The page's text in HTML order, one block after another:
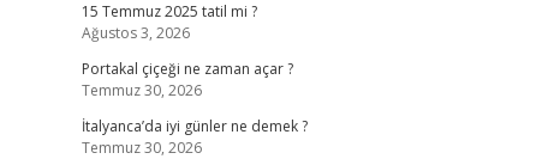
15 Temmuz 2025 tatil mi ?
Ağustos 3, 2026
Portakal çiçeği ne zaman açar ?
Temmuz 30, 2026
İtalyanca’da iyi günler ne demek ?
Temmuz 30, 2026